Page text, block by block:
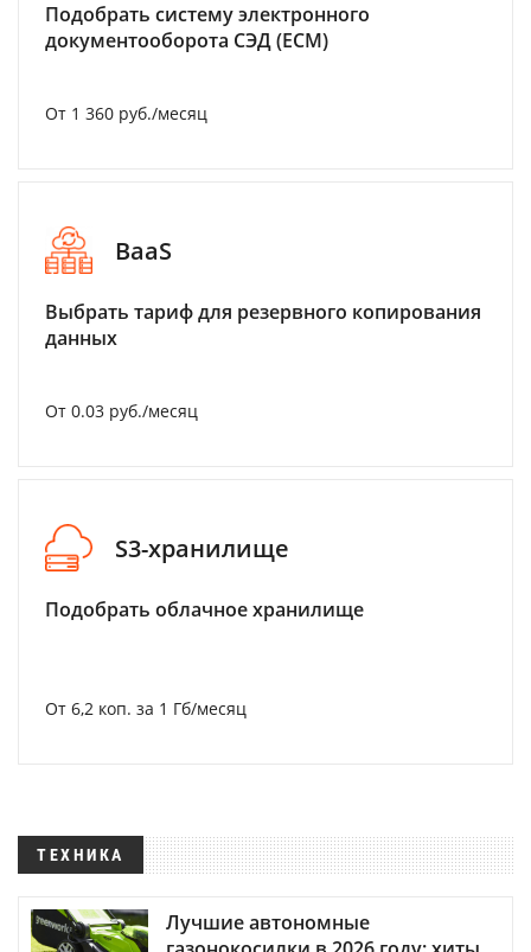
Подобрать систему электронного
документооборота СЭД (ECM)
От 1 360 руб./месяц
BaaS
Выбрать тариф для резервного копирования
данных
От 0.03 руб./месяц
S3-хранилище
Подобрать облачное хранилище
От 6,2 коп. за 1 Гб/месяц
ТЕХНИКА
Лучшие автономные